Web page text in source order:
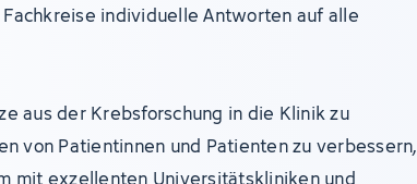
individuelle Antworten auf alle
aus der Krebsforschung in die Klinik zu
von Patientinnen und Patienten zu verbessern,